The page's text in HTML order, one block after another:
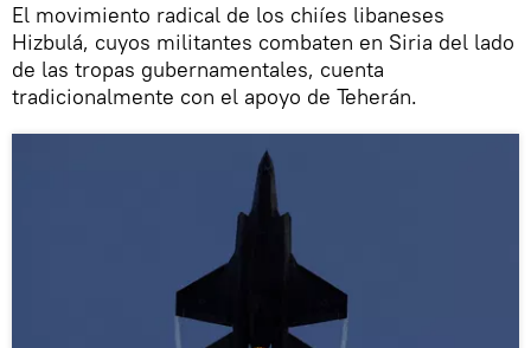
El movimiento radical de los chiíes libaneses
Hizbulá, cuyos militantes combaten en Siria del lado
de las tropas gubernamentales, cuenta
tradicionalmente con el apoyo de Teherán.